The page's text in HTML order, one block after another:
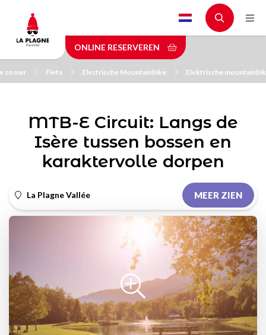
main
content
ONLINE RESERVEREN
zomer Fiets Electrische Mountainbike Elektrische
MTB-E Circuit: Langs de
Isère tussen bossen en
karaktervolle dorpen
La Plagne Vallée MEER ZIEN